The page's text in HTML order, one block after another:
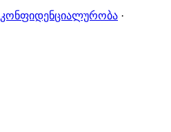
კონფიდენციალურობა ·